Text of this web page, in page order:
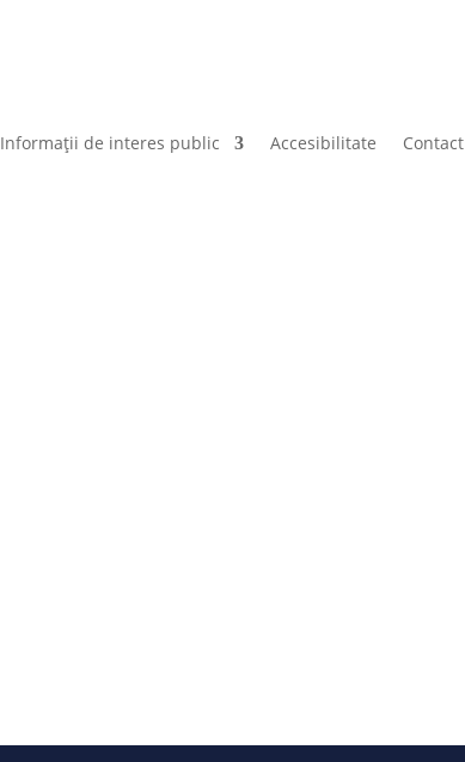
Informații de interes public Accesibilitate Contact